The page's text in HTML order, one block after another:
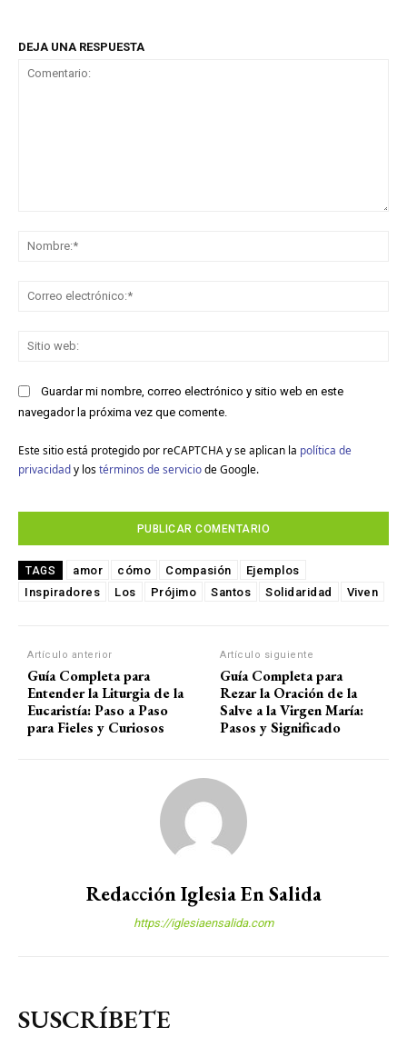
DEJA UNA RESPUESTA
Guardar mi nombre, correo electrónico y sitio web en este
navegador la próxima vez que comente.
Este sitio está protegido por reCAPTCHA y se aplican la política de
privacidady los términos de serviciode Google.
TAGS amor cómo Compasión
Ejemplos
Inspiradores
Los Prójimo Santos Solidaridad Viven
Artículo anterior
Guía Completa para
Entender la Liturgia de la
Eucaristía: Paso a Paso
para Fieles y Curiosos
Artículo siguiente
Guía Completa para
Rezar la Oración de la
Salve a la Virgen María:
Pasos y Significado
Redacción Iglesia En Salida
https://iglesiaensalida.com
SUSCRÍBETE